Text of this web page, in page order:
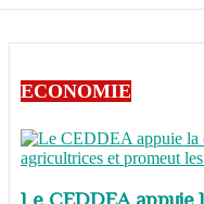
ECONOMIE